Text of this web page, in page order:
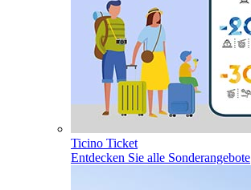
Ticino Ticket
Entdecken Sie alle Sonderangebote